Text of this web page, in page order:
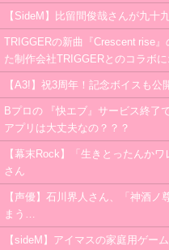
【SideM】比留間俊哉さんが九十
TRIGGERの新曲『Crescent rise
た制作会社TRIGGERとのコラボ
【A3!】祝3周年！記念ボイスも
Bプロの 『快エブ』サービス終了
アプリは大丈夫なの？？？
【幕末Rock】「生きとったんか
さん
【声優】石川界人さん、「神酒
まう…
【sideM】アイマスの家庭用ゲー